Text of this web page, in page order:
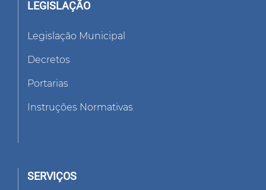
LEGISLAÇÃO
Legislação Municipal
Decretos
Portarias
Instruções Normativas
SERVIÇOS